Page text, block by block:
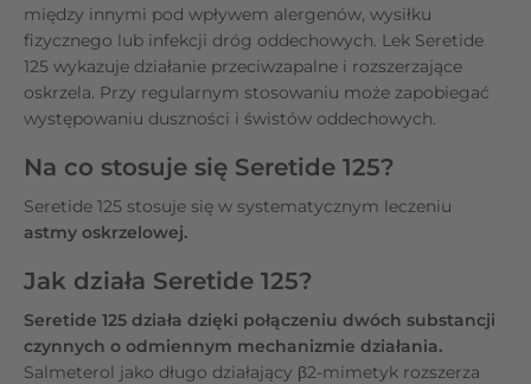
między innymi pod wpływem alergenów, wysiłku
fizycznego lub infekcji dróg oddechowych. Lek Seretide
125 wykazuje działanie przeciwzapalne i rozszerzające
oskrzela. Przy regularnym stosowaniu może zapobiegać
występowaniu duszności i świstów oddechowych.
Na co stosuje się Seretide 125?
Seretide 125 stosuje się w systematycznym leczeniu
astmy oskrzelowej.
Jak działa Seretide 125?
Seretide 125 działa dzięki połączeniu dwóch substancji
czynnych o odmiennym mechanizmie działania.
Salmeterol jako długo działający β2-mimetyk rozszerza